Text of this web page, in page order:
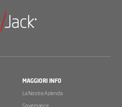
MAGGIORI INFO
La Nostra Azienda